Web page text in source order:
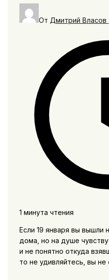
От Дмитрий Власов
1 минута чтения
Если 19 января вы вышли
дома, но на душе
и не понятно откуда
то не удивляйтесь, вы не